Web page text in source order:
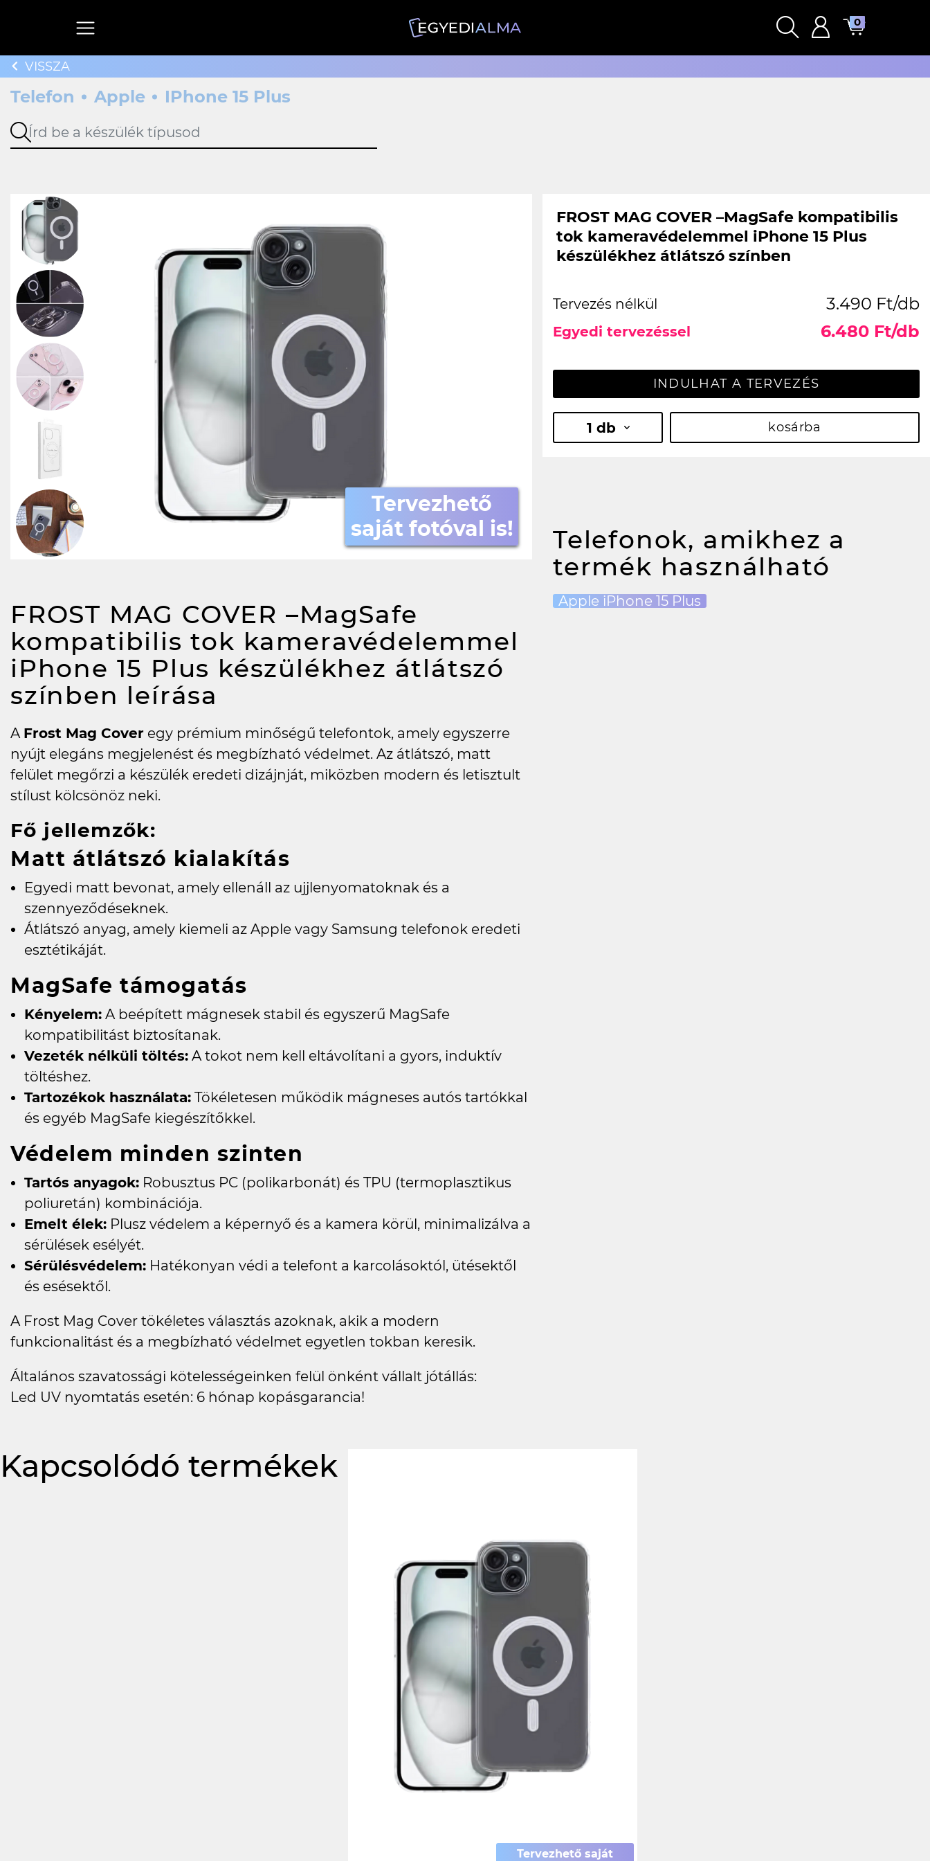
0
VISSZA
Telefon Apple IPhone 15 Plus
Tervezhető
saját fotóval is!
FROST MAG COVER –MagSafe
kompatibilis tok kameravédelemmel
iPhone 15 Plus készülékhez átlátszó
színben leírása
A Frost Mag Cover egy prémium minőségű telefontok, amely egyszerre
nyújt elegáns megjelenést és megbízható védelmet. Az átlátszó, matt
felület megőrzi a készülék eredeti dizájnját, miközben modern és letisztult
stílust kölcsönöz neki.
Fő jellemzők:
Matt átlátszó kialakítás
Egyedi matt bevonat, amely ellenáll az ujjlenyomatoknak és a
szennyeződéseknek.
Átlátszó anyag, amely kiemeli az Apple vagy Samsung telefonok eredeti
esztétikáját.
MagSafe támogatás
Kényelem: A beépített mágnesek stabil és egyszerű MagSafe
kompatibilitást biztosítanak.
Vezeték nélküli töltés: A tokot nem kell eltávolítani a gyors, induktív
töltéshez.
Tartozékok használata: Tökéletesen működik mágneses autós tartókkal
és egyéb MagSafe kiegészítőkkel.
Védelem minden szinten
Tartós anyagok: Robusztus PC (polikarbonát) és TPU (termoplasztikus
poliuretán) kombinációja.
Emelt élek: Plusz védelem a képernyő és a kamera körül, minimalizálva a
sérülések esélyét.
Sérülésvédelem: Hatékonyan védi a telefont a karcolásoktól, ütésektől
és esésektől.
A Frost Mag Cover tökéletes választás azoknak, akik a modern
funkcionalitást és a megbízható védelmet egyetlen tokban keresik.
Általános szavatossági kötelességeinken felül önként vállalt jótállás:
Led UV nyomtatás esetén: 6 hónap kopásgarancia!
FROST MAG COVER –MagSafe kompatibilis
tok kameravédelemmel iPhone 15 Plus
készülékhez átlátszó színben
Tervezés nélkül 3.490 Ft/db
Egyedi tervezéssel 6.480 Ft/db
INDULHAT A TERVEZÉS
1 db kosárba
Telefonok, amikhez a
termék használható
Apple iPhone 15 Plus
Kapcsolódó termékek
Tervezhető saját